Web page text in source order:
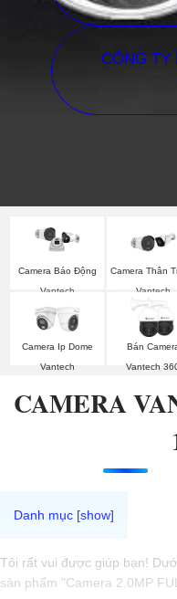
CÔNG TY
Camera Báo Động
Vantech
Camera Thân
Vantech
Camera Ip Dome
Vantech
Bán
Vantech
CAMERA
Tôi rất vui được giúp bạn!
sản phẩm "Camera 2.0MP